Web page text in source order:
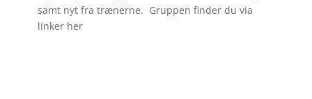
samt nyt fra trænerne. Gruppen finder du via
linker her